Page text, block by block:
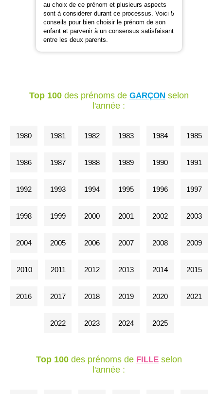
au choix de ce prénom et plusieurs aspects
sont à considérer durant ce processus. Voici 5
conseils pour bien choisir le prénom de son
enfant et parvenir à un consensus satisfaisant
entre les deux parents.
Top 100des prénoms de GARÇONselon
l'année :
1980 1981 1982 1983 1984 1985
1986 1987 1988 1989 1990 1991
1992 1993 1994 1995 1996 1997
1998 1999 2000 2001 2002 2003
2004 2005 2006 2007 2008 2009
2010 2011 2012 2013 2014 2015
2016 2017 2018 2019 2020 2021
2022 2023 2024 2025
Top 100des prénoms de FILLEselon
l'année :